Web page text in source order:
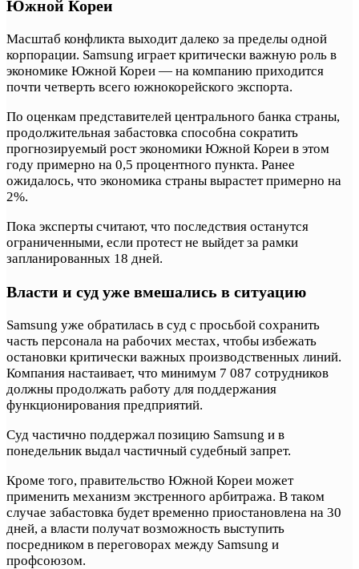
Южной Кореи
Масштаб конфликта выходит далеко за пределы одной
корпорации. Samsung играет критически важную роль в
экономике Южной Кореи — на компанию приходится
почти четверть всего южнокорейского экспорта.
По оценкам представителей центрального банка страны,
продолжительная забастовка способна сократить
прогнозируемый рост экономики Южной Кореи в этом
году примерно на 0,5 процентного пункта. Ранее
ожидалось, что экономика страны вырастет примерно на
2%.
Пока эксперты считают, что последствия останутся
ограниченными, если протест не выйдет за рамки
запланированных 18 дней.
Власти и суд уже вмешались в ситуацию
Samsung уже обратилась в суд с просьбой сохранить
часть персонала на рабочих местах, чтобы избежать
остановки критически важных производственных линий.
Компания настаивает, что минимум 7 087 сотрудников
должны продолжать работу для поддержания
функционирования предприятий.
Суд частично поддержал позицию Samsung и в
понедельник выдал частичный судебный запрет.
Кроме того, правительство Южной Кореи может
применить механизм экстренного арбитража. В таком
случае забастовка будет временно приостановлена на 30
дней, а власти получат возможность выступить
посредником в переговорах между Samsung и
профсоюзом.